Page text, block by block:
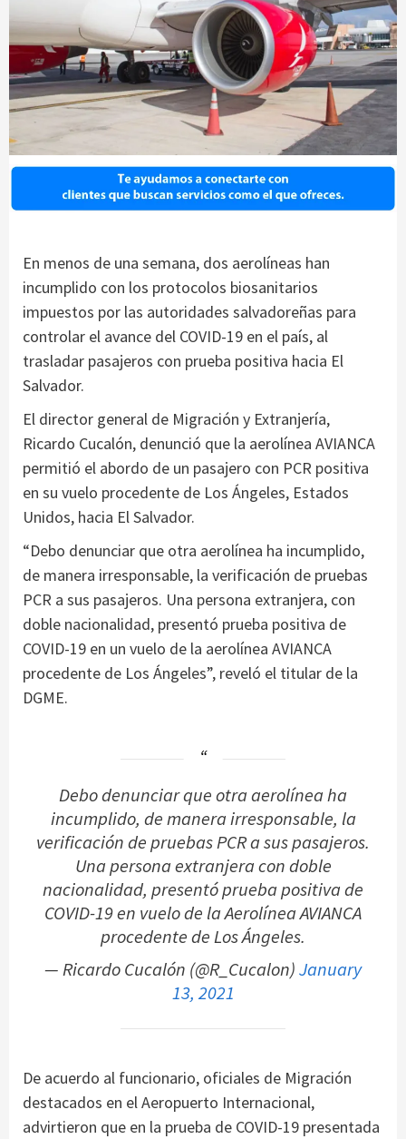
En menos de una semana, dos aerolíneas han
incumplido con los protocolos biosanitarios
impuestos por las autoridades salvadoreñas para
controlar el avance del COVID-19 en el país, al
trasladar pasajeros con prueba positiva hacia El
Salvador.
El director general de Migración y Extranjería,
Ricardo Cucalón, denunció que la aerolínea AVIANCA
permitió el abordo de un pasajero con PCR positiva
en su vuelo procedente de Los Ángeles, Estados
Unidos, hacia El Salvador.
“Debo denunciar que otra aerolínea ha incumplido,
de manera irresponsable, la verificación de pruebas
PCR a sus pasajeros. Una persona extranjera, con
doble nacionalidad, presentó prueba positiva de
COVID-19 en un vuelo de la aerolínea AVIANCA
procedente de Los Ángeles”, reveló el titular de la
DGME.
Debo denunciar que otra aerolínea ha
incumplido, de manera irresponsable, la
verificación de pruebas PCR a sus pasajeros.
Una persona extranjera con doble
nacionalidad, presentó prueba positiva de
COVID-19 en vuelo de la Aerolínea AVIANCA
procedente de Los Ángeles.
— Ricardo Cucalón (@R_Cucalon)January
13, 2021
De acuerdo al funcionario, oficiales de Migración
destacados en el Aeropuerto Internacional,
advirtieron que en la prueba de COVID-19 presentada